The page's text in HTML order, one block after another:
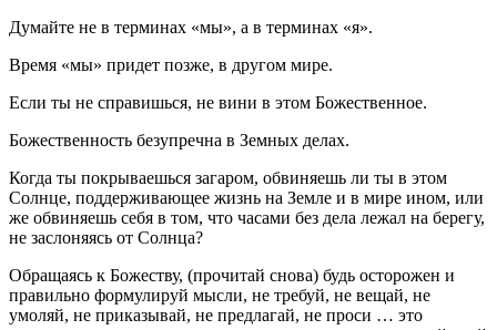
Думайте не в терминах «мы», а в терминах «я».
Время «мы» придет позже, в другом мире.
Если ты не справишься, не вини в этом Божественное.
Божественность безупречна в Земных делах.
Когда ты покрываешься загаром, обвиняешь ли ты в этом
Солнце, поддерживающее жизнь на Земле и в мире ином, или
же обвиняешь себя в том, что часами без дела лежал на берегу,
не заслоняясь от Солнца?
Обращаясь к Божеству, (прочитай снова) будь осторожен и
правильно формулируй мысли, не требуй, не вещай, не
умоляй, не приказывай, не предлагай, не проси … это